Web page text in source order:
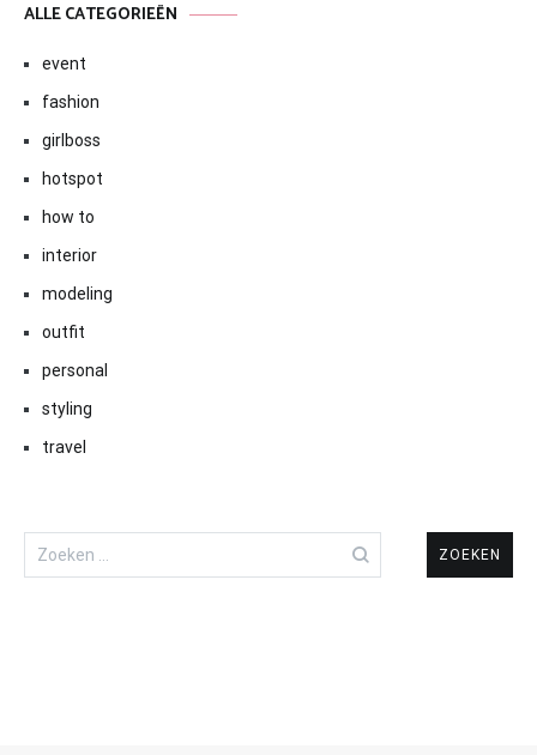
ALLE CATEGORIEËN
event
fashion
girlboss
hotspot
how to
interior
modeling
outfit
personal
styling
travel
Zoeken
naar: